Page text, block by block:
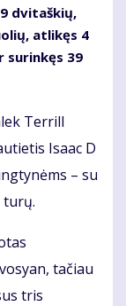
dvitaškių,
atlikęs 4
surinkęs 39
Terrill
Isaac D
– su
turų.
tačiau
tris